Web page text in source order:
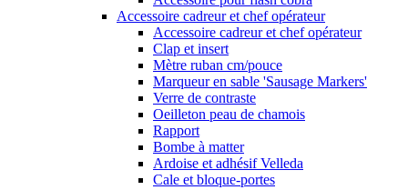
Accessoire cadreur et chef opérateur
Accessoire cadreur et chef opérateur
Clap et insert
Mètre ruban cm/pouce
Marqueur en sable 'Sausage Markers'
Verre de contraste
Oeilleton peau de chamois
Rapport
Bombe à matter
Ardoise et adhésif Velleda
Cale et bloque-portes